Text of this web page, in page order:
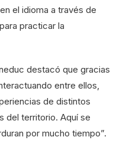
el idioma a través de
practicar la
destacó que gracias
entre ellos,
de distintos
del territorio. Aquí se
por mucho tiempo”.